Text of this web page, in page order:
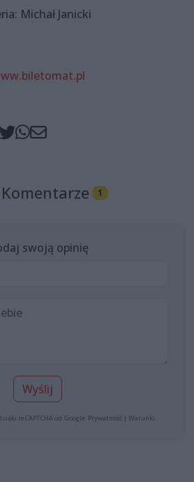
Michał Janicki
Komentarze 1
swoją opinię
Wyślij
reCAPTCHA od Google: Prywatność | Warunki